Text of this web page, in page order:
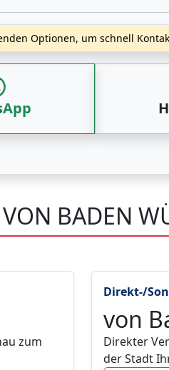
Optionen, um schnell
BADEN
Direkt-/
von
Direkter
der Stadt
zum